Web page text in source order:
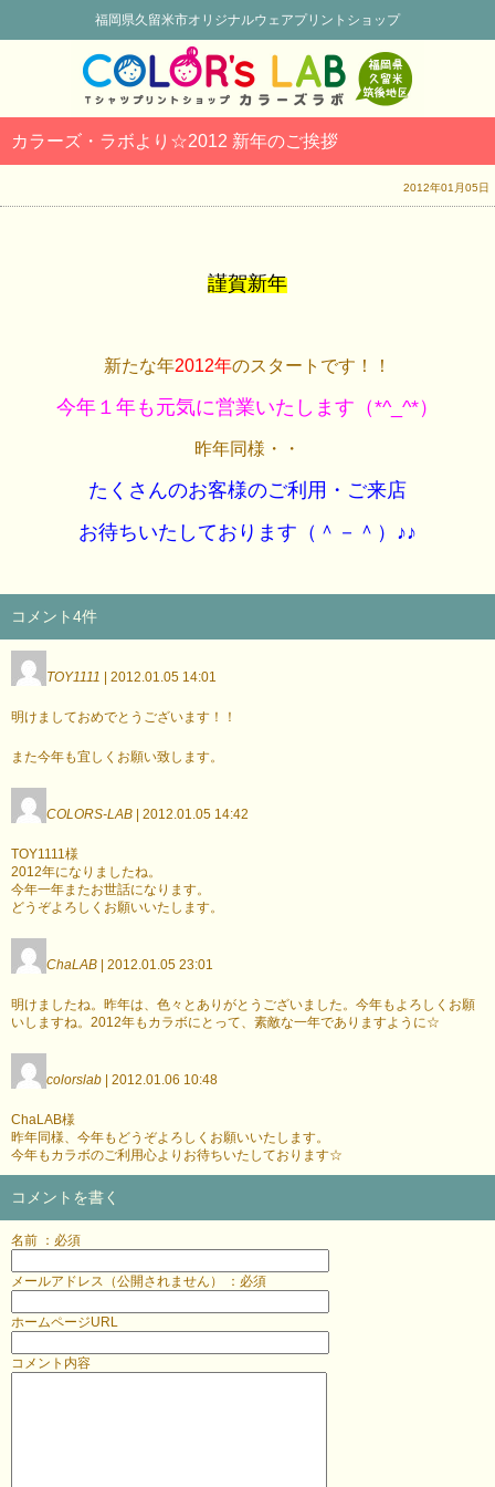
福岡県久留米市オリジナルウェアプリントショップ
カラーズ・ラボより☆2012 新年のご挨拶
2012年01月05日
謹賀新年
新たな年2012年のスタートです！！
今年１年も元気に営業いたします（*^_^*）
昨年同様・・
たくさんのお客様のご利用・ご来店
お待ちいたしております（＾－＾）♪♪
コメント4件
TOY1111 | 2012.01.05 14:01
明けましておめでとうございます！！
また今年も宜しくお願い致します。
COLORS-LAB | 2012.01.05 14:42
TOY1111様
2012年になりましたね。
今年一年またお世話になります。
どうぞよろしくお願いいたします。
ChaLAB | 2012.01.05 23:01
明けましたね。昨年は、色々とありがとうございました。今年もよろしくお願
いしますね。2012年もカラボにとって、素敵な一年でありますように☆
colorslab | 2012.01.06 10:48
ChaLAB様
昨年同様、今年もどうぞよろしくお願いいたします。
今年もカラボのご利用心よりお待ちいたしております☆
コメントを書く
名前 ：必須
メールアドレス（公開されません） ：必須
ホームページURL
コメント内容